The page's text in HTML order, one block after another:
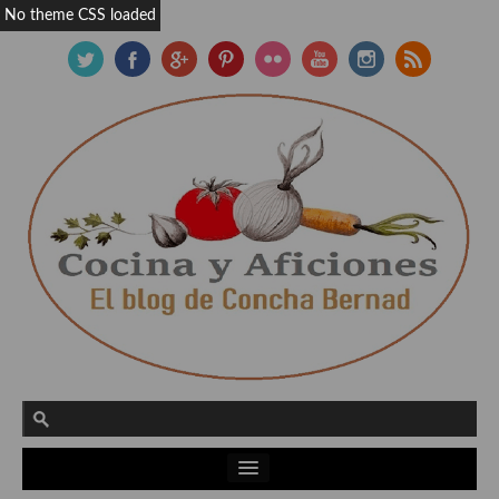
No theme CSS loaded